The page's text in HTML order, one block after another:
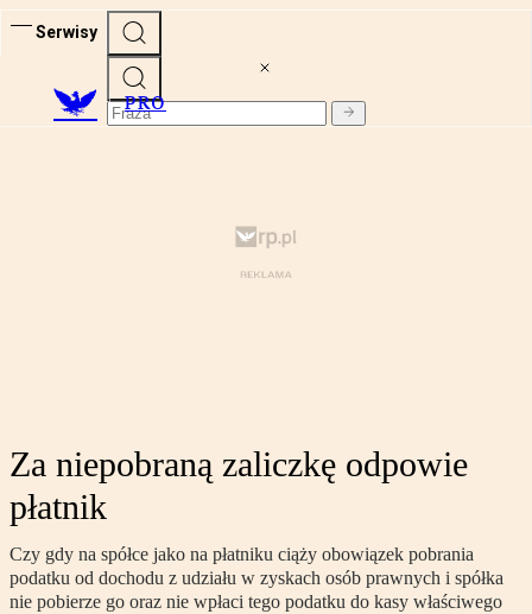
Serwisy
PRO
Za niepobraną zaliczkę odpowie
płatnik
Czy gdy na spółce jako na płatniku ciąży obowiązek pobrania
podatku od dochodu z udziału w zyskach osób prawnych i spółka
nie pobierze go oraz nie wpłaci tego podatku do kasy właściwego